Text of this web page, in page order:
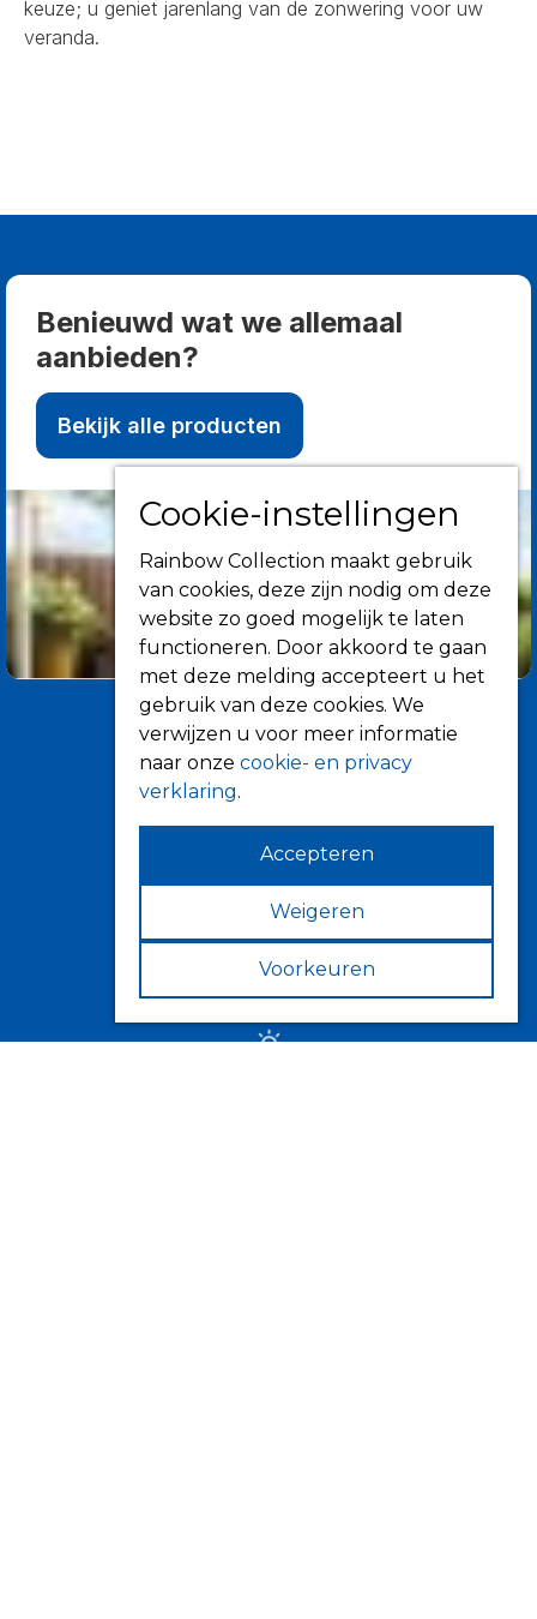
keuze; u geniet jarenlang van de zonwering voor uw
veranda.
Benieuwd wat we allemaal
aanbieden?
Bekijk alle producten
Informatie
Over ons
Tips
Verkooppunten
Cookie-instellingen
Rainbow Collection maakt gebruik
van cookies, deze zijn nodig om deze
website zo goed mogelijk te laten
functioneren. Door akkoord te gaan
met deze melding accepteert u het
gebruik van deze cookies. We
verwijzen u voor meer informatie
naar onze cookie- en privacy
verklaring.
Accepteren
Weigeren
Voorkeuren